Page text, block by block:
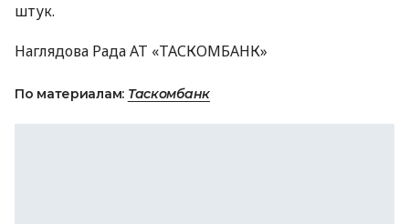
штук.
Наглядова Рада АТ «ТАСКОМБАНК»
По материалам: Таскомбанк